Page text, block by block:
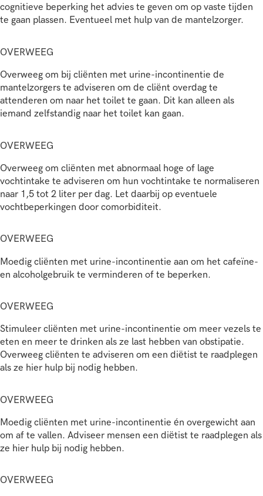
cognitieve beperking het advies te geven om op vaste tijden
te gaan plassen. Eventueel met hulp van de mantelzorger.
OVERWEEG
Overweeg om bij cliënten met urine-incontinentie de
mantelzorgers te adviseren om de cliënt overdag te
attenderen om naar het toilet te gaan. Dit kan alleen als
iemand zelfstandig naar het toilet kan gaan.
OVERWEEG
Overweeg om cliënten met abnormaal hoge of lage
vochtintake te adviseren om hun vochtintake te normaliseren
naar 1,5 tot 2 liter per dag. Let daarbij op eventuele
vochtbeperkingen door comorbiditeit.
OVERWEEG
Moedig cliënten met urine-incontinentie aan om het cafeïne-
en alcoholgebruik te verminderen of te beperken.
OVERWEEG
Stimuleer cliënten met urine-incontinentie om meer vezels te
eten en meer te drinken als ze last hebben van obstipatie.
Overweeg cliënten te adviseren om een diëtist te raadplegen
als ze hier hulp bij nodig hebben.
OVERWEEG
Moedig cliënten met urine-incontinentie én overgewicht aan
om af te vallen. Adviseer mensen een diëtist te raadplegen als
ze hier hulp bij nodig hebben.
OVERWEEG